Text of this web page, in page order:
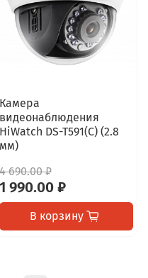
Камера
видеонаблюдения
HiWatch DS-T591(C) (2.8
мм)
4 690.00 ₽
1 990.00 ₽
В корзину